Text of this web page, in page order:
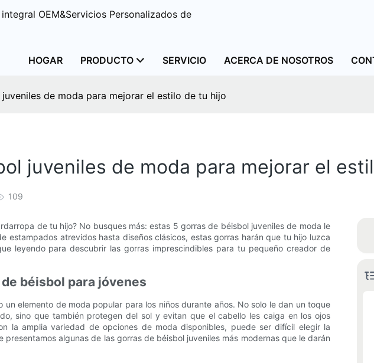
OEM&Servicios Personalizados de
HOGAR PRODUCTO SERVICIO ACERCA DE NOSOTROS
de moda para mejorar el estilo de tu hijo
juveniles de moda para mejorar el
109
de tu hijo? No busques más: estas 5 gorras de béisbol juveniles de moda le
estampados atrevidos hasta diseños clásicos, estas gorras harán que tu hijo luzca
leyendo para descubrir las gorras imprescindibles para tu pequeño creador de
béisbol para jóvenes
un elemento de moda popular para los niños durante años. No solo le dan un toque
sino que también protegen del sol y evitan que el cabello les caiga en los ojos
la amplia variedad de opciones de moda disponibles, puede ser difícil elegir la
algunas de las gorras de béisbol juveniles más modernas que le darán